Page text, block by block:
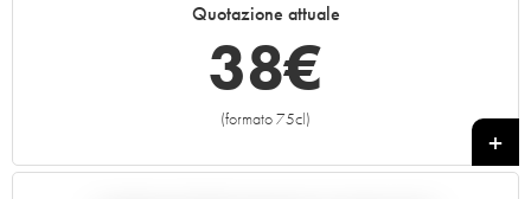
Quotazione attuale
38€
(formato 75cl)
+